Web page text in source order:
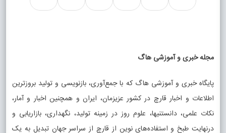
مجله خبری و آموزشی هاگ
پایگاه خبری و آموزشی هاگ که با جمع‌آوری، بازنویسی و تولید بروزترین
اطلاعات و اخبار قارچ در کشور عزیزمان، ایران و همچنین اخبار و آمار،
نکات علمی، دانستنیها، علوم روز در زمینه تولید، نگهداری، بازاریابی و
درنهایت طبخ و استفاده‌های نوین از قارچ از سراسر جهان تبدیل به یک